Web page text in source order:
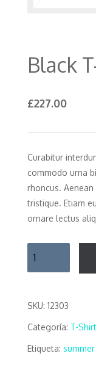
Black
£227.00
Curabitur
commodo urna
rhoncus.
tristique. Etiam
ornare lectus
SKU: 12303
Categoría: T-Shirt
Etiqueta: summer